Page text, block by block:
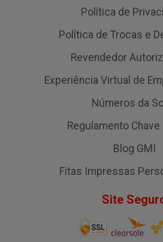
Política de
Política de Trocas e
Revendedor
Experiência Virtual de
Números da
Regulamento
Blog GMI
Fitas Impressas
Site